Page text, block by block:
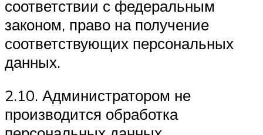
соответствии с федеральным
законом, право на получение
соответствующих персональных
данных.
2.10. Администратором не
производится обработка